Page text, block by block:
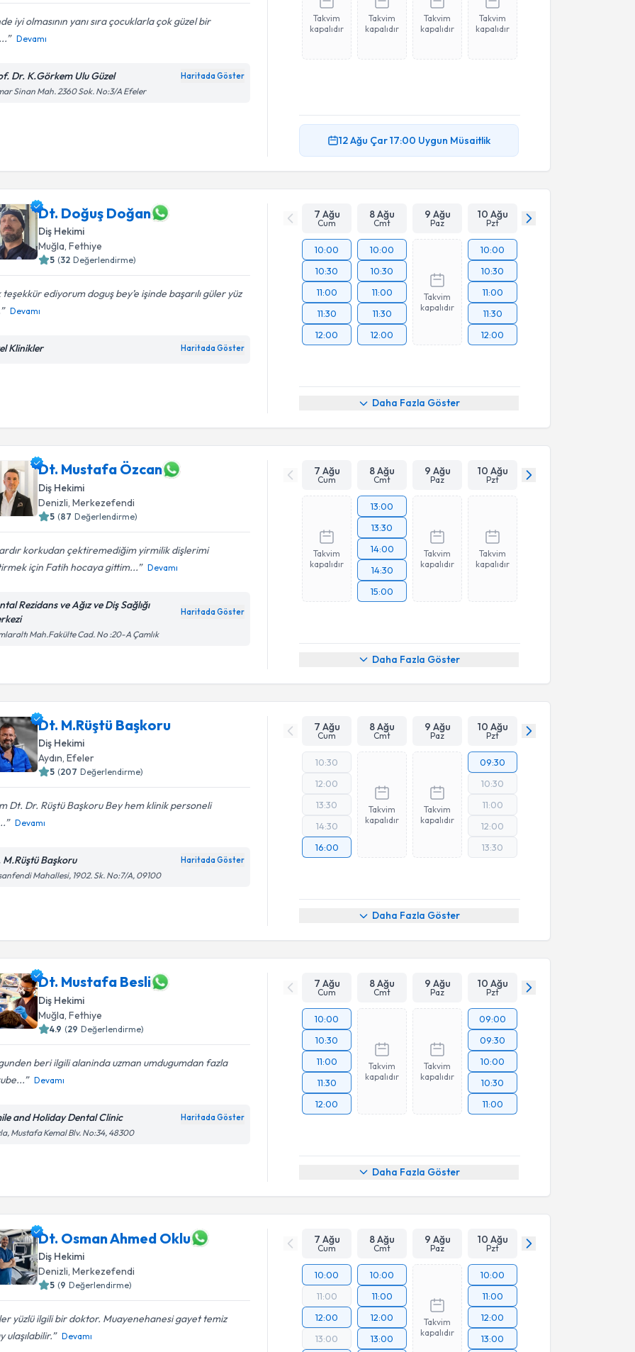
iyi olmasının yanı sıra çocuklarla çok güzel bir
Devamı
Dr. K.Görkem Ulu Güzel Haritada Göster
Sinan Mah. 2360 Sok. No:3/A Efeler
Takvim
kapalıdır
Takvim
kapalıdır
Takvim
kapalıdır
Takvim
kapalıdır
12 Ağu Çar17:00 Uygun Müsaitlik
Dt. Doğuş Doğan
Diş Hekimi
Muğla, Fethiye
5 (32 Değerlendirme)
teşekkür ediyorum doguş bey’e işinde başarılı güler yüz
Devamı
Klinikler Haritada Göster
7 Ağu
Cum
8 Ağu
Cmt
9 Ağu
Paz
10 Ağu
Pzt
10:00
10:30
11:00
11:30
12:00
10:00
10:30
11:00
11:30
12:00
Takvim
kapalıdır
10:00
10:30
11:00
11:30
12:00
Daha Fazla Göster
Dt. Mustafa Özcan
Diş Hekimi
Denizli , Merkezefendi
5 (87 Değerlendirme)
korkudan çektiremediğim yirmilik dişlerimi
için Fatih hocaya gittim...
Devamı
Rezidans ve Ağız ve Diş Sağlığı
Haritada Göster
Mah.Fakülte Cad. No :20-A Çamlık
7 Ağu
Cum
8 Ağu
Cmt
9 Ağu
Paz
10 Ağu
Pzt
Takvim
kapalıdır
13:00
13:30
14:00
14:30
15:00
Takvim
kapalıdır
Takvim
kapalıdır
Daha Fazla Göster
Dt. M.Rüştü Başkoru
Diş Hekimi
Aydın, Efeler
5 (207 Değerlendirme)
Dt. Dr. Rüştü Başkoru Bey hem klinik personeli
Devamı
M.Rüştü Başkoru Haritada Göster
Mahallesi, 1902. Sk. No:7/A, 09100
7 Ağu
Cum
8 Ağu
Cmt
9 Ağu
Paz
10 Ağu
Pzt
10:30
12:00
13:30
14:30
16:00
Takvim
kapalıdır
Takvim
kapalıdır
09:30
10:30
11:00
12:00
13:30
Daha Fazla Göster
Dt. Mustafa Besli
Diş Hekimi
Muğla , Fethiye
4.9 (29 Değerlendirme)
beri ilgili alaninda uzman umdugumdan fazla
Devamı
and Holiday Dental Clinic Haritada Göster
Mustafa Kemal Blv. No:34, 48300
7 Ağu
Cum
8 Ağu
Cmt
9 Ağu
Paz
10 Ağu
Pzt
10:00
10:30
11:00
11:30
12:00
Takvim
kapalıdır
Takvim
kapalıdır
09:00
09:30
10:00
10:30
11:00
Daha Fazla Göster
Dt. Osman Ahmed Oklu
Diş Hekimi
Denizli, Merkezefendi
5 (9 Değerlendirme)
yüzlü ilgili bir doktor. Muayenehanesi gayet temiz
ulaşılabilir.
Devamı
7 Ağu
Cum
8 Ağu
Cmt
9 Ağu
Paz
10 Ağu
Pzt
10:00
11:00
12:00
13:00
10:00
11:00
12:00
13:00
Takvim
kapalıdır
10:00
11:00
12:00
13:00